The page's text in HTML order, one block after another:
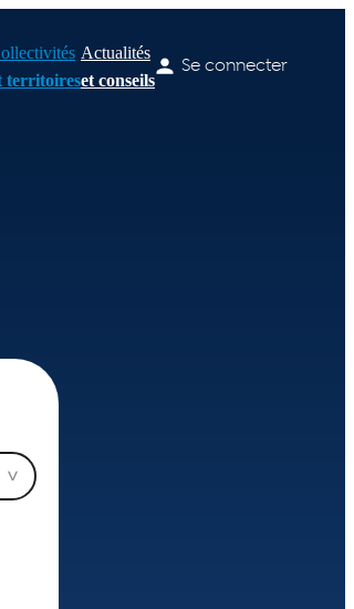
territoires
Actualités
et conseils
Se connecter